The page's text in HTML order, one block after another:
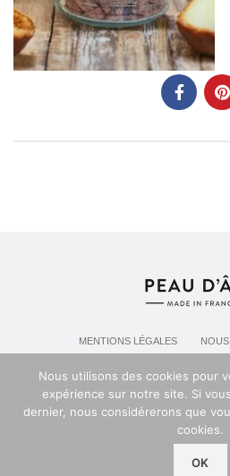
MENTIONS LÉGALES
POLITIQUE DE
Espace professionel PEAU
Nous utilisons des cookies pour
expérience sur notre site. Si
dernier, nous considérerons que
cookies.
OK